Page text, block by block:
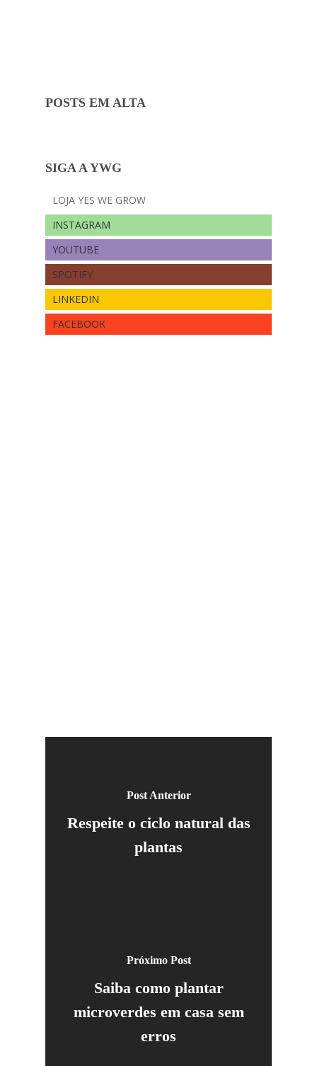
POSTS EM ALTA
SIGA A YWG
LOJA YES WE GROW
INSTAGRAM
YOUTUBE
SPOTIFY
LINKEDIN
FACEBOOK
Post Anterior
Respeite o ciclo natural das
plantas
Próximo Post
Saiba como plantar
microverdes em casa sem
erros